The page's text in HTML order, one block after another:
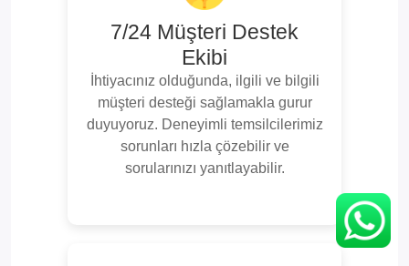
7/24 Müşteri Destek
Ekibi
İhtiyacınız olduğunda, ilgili ve bilgili
müşteri desteği sağlamakla gurur
duyuyoruz. Deneyimli temsilcilerimiz
sorunları hızla çözebilir ve
sorularınızı yanıtlayabilir.